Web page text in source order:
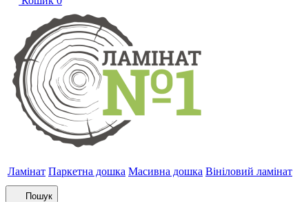
Ламінат Паркетна дошка Масивна дошка Вініловий ламінат
Пошук